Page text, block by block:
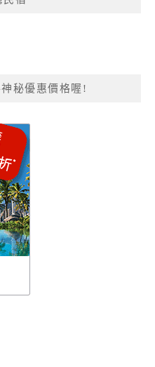
秘優惠價格喔!